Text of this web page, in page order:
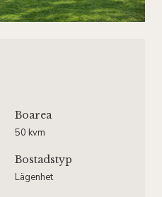
Boarea
50 kvm
Bostadstyp
Lägenhet